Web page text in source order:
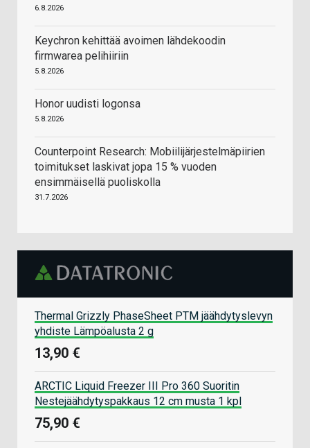
6.8.2026
Keychron kehittää avoimen lähdekoodin
firmwarea pelihiiriin
5.8.2026
Honor uudisti logonsa
5.8.2026
Counterpoint Research: Mobiilijärjestelmäpiirien
toimitukset laskivat jopa 15 % vuoden
ensimmäisellä puoliskolla
31.7.2026
Thermal Grizzly PhaseSheet PTM jäähdytyslevyn
yhdiste Lämpöalusta 2 g
13,90 €
ARCTIC Liquid Freezer III Pro 360 Suoritin
Nestejäähdytyspakkaus 12 cm musta 1 kpl
75,90 €